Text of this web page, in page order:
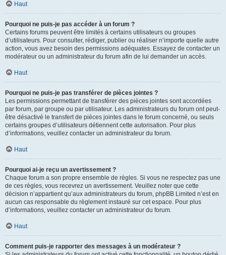
Haut
Pourquoi ne puis-je pas accéder à un forum ?
Certains forums peuvent être limités à certains utilisateurs ou groupes
d’utilisateurs. Pour consulter, rédiger, publier ou réaliser n’importe quelle autre
action, vous avez besoin des permissions adéquates. Essayez de contacter un
modérateur ou un administrateur du forum afin de lui demander un accès.
Haut
Pourquoi ne puis-je pas transférer de pièces jointes ?
Les permissions permettant de transférer des pièces jointes sont accordées
par forum, par groupe ou par utilisateur. Les administrateurs du forum ont peut-
être désactivé le transfert de pièces jointes dans le forum concerné, ou seuls
certains groupes d’utilisateurs détiennent cette autorisation. Pour plus
d’informations, veuillez contacter un administrateur du forum.
Haut
Pourquoi ai-je reçu un avertissement ?
Chaque forum a son propre ensemble de règles. Si vous ne respectez pas une
de ces règles, vous recevrez un avertissement. Veuillez noter que cette
décision n’appartient qu’aux administrateurs du forum, phpBB Limited n’est en
aucun cas responsable du règlement instauré sur cet espace. Pour plus
d’informations, veuillez contacter un administrateur du forum.
Haut
Comment puis-je rapporter des messages à un modérateur ?